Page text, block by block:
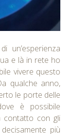
e là in rete ho
vivere questo
qualche anno,
le porte delle
è possibile
contatto con gli
più